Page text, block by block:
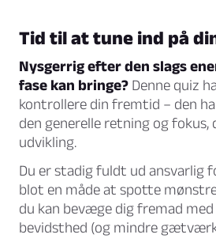
Tid til at tune ind på
Nysgerrig efter den slags
fase kan bringe? Denne quiz
kontrollere din fremtid – den
den generelle retning og
udvikling.
Du er stadig fuldt ud ansvarlig
blot en måde at spotte
du kan bevæge dig fremad
bevidsthed (og mindre